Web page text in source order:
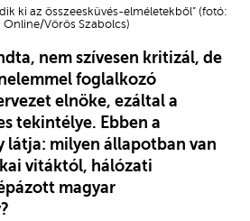
ki az összeesküvés-elméletekből” (fotó:
Online/Vörös Szabolcs)
nem szívesen kritizál, de
foglalkozó
elnöke, ezáltal a
tekintélye. Ebben a
látja: milyen állapotban van
vitáktól, hálózati
magyar